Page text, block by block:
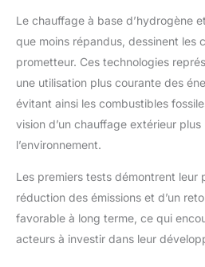
Twisted Tech compatible avec
contrainte : système Plug & Play
rapide et accessoires inclus (prise
d’installation). Idéale pour petites
pompe à chaleur piscine 3 kW
sol, bois ou enterrés, offrant un
homogène tout en limitant la
Le chauffage à base d’hydrogène
que moins répandus, dessinent les
prometteur. Ces technologies
une utilisation plus courante des
évitant ainsi les combustibles
vision d’un chauffage extérieur
l’environnement.
Les premiers tests démontrent leur
réduction des émissions et d’un
favorable à long terme, ce qui
acteurs à investir dans leur